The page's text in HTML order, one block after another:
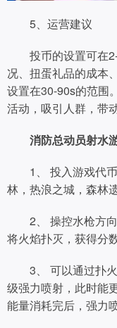
5、运营建议
投币的设置可在2-
况、扭蛋礼品的成本
设置在30-90s的范围
活动，吸引人群，带
消防总动员射水
1、 投入游戏代币
林，热浪之城，森林
2、 操控水枪方向
将火焰扑灭，获得分
3、 可以通过扑火
级强力喷射，此时能
能量消耗完后，强力